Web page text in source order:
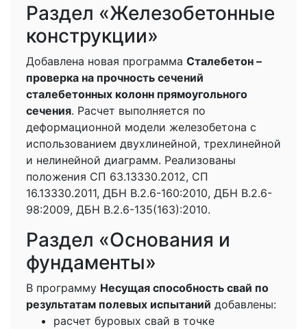
Раздел «Железобетонные
конструкции»
Добавлена новая программа Сталебетон –
проверка на прочность сечений
сталебетонных колонн прямоугольного
сечения. Расчет выполняется по
деформационной модели железобетона с
использованием двухлинейной, трехлинейной
и нелинейной диаграмм. Реализованы
положения СП 63.13330.2012, СП
16.13330.2011, ДБН В.2.6-160:2010, ДБН В.2.6-
98:2009, ДБН В.2.6-135(163):2010.
Раздел «Основания и
фундаменты»
В программу Несущая способность свай по
результатам полевых испытаний добавлены:
расчет буровых свай в точке